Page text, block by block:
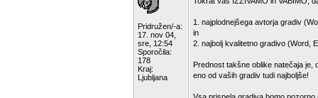
Pridružen/-a:
17. nov 04,
sre, 12:54
Sporočila:
178
Kraj:
Ljubljana
1. najplodnejšega avtorja gradiv
in
2. najbolj kvalitetno gradivo (Word,
Prednost takšne oblike natečaja je,
eno od vaših gradiv tudi najboljše!